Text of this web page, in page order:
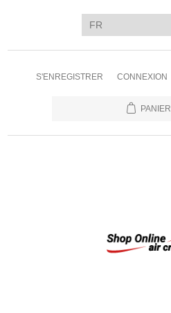
S'ENREGISTRER CONNEXION
PANIER